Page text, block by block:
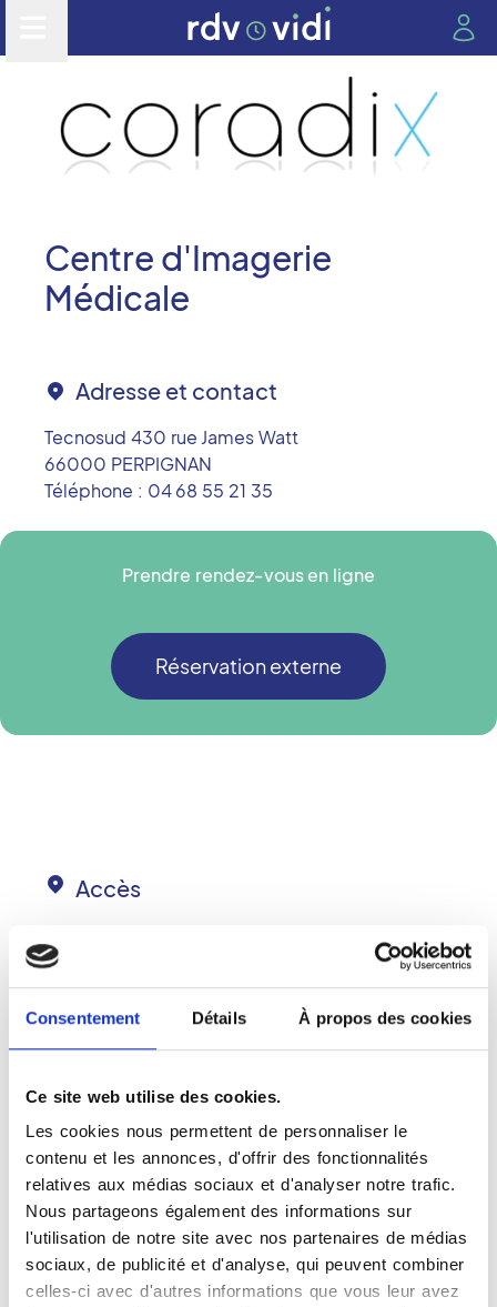
Consentement Détails À propos des cookies
Ce site web utilise des cookies.
Les cookies nous permettent de personnaliser le
contenu et les annonces, d'offrir des fonctionnalités
relatives aux médias sociaux et d'analyser notre trafic.
Nous partageons également des informations sur
l'utilisation de notre site avec nos partenaires de médias
sociaux, de publicité et d'analyse, qui peuvent combiner
celles-ci avec d'autres informations que vous leur avez
Centre d'Imagerie
Médicale
Adresse et contact
Tecnosud 430 rue James Watt
66000 PERPIGNAN
Téléphone : 04 68 55 21 35
Prendre rendez-vous en ligne
Réservation externe
Accès
Centre d'Imagerie Médicale
−
Leaflet ©OpenStreetMapcontributors